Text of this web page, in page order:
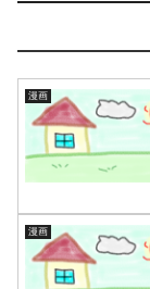
漫画
漫画